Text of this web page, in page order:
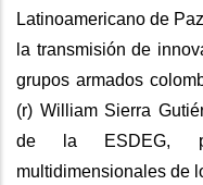
Latinoamericano de
la transmisión de
grupos armados
(r) William Sierra
de la ESDEG,
multidimensionales de